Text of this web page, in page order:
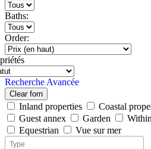
Baths:
Order:
Recherche Avancée
Clear forn
Inland properties Coastal
Guest annex
Garden
Equestrian
Vue sur mer